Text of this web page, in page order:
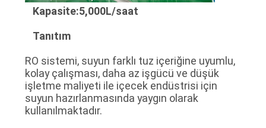
BIR
ISTEĞI
SITE
HARITASI
Kapasite:5,000L/saat
Tanıtım
RO sistemi, suyun farklı tuz içeriğine uyumlu,
kolay çalışması, daha az işgücü ve düşük
işletme maliyeti ile içecek endüstrisi için
suyun hazırlanmasında yaygın olarak
kullanılmaktadır.